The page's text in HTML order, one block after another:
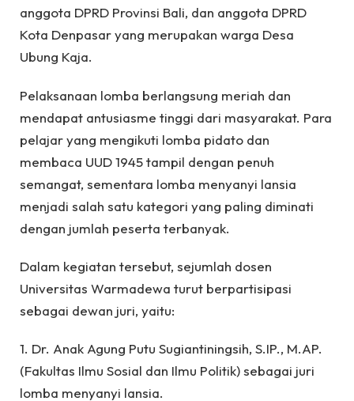
anggota DPRD Provinsi Bali, dan anggota DPRD
Kota Denpasar yang merupakan warga Desa
Ubung Kaja.
Pelaksanaan lomba berlangsung meriah dan
mendapat antusiasme tinggi dari masyarakat. Para
pelajar yang mengikuti lomba pidato dan
membaca UUD 1945 tampil dengan penuh
semangat, sementara lomba menyanyi lansia
menjadi salah satu kategori yang paling diminati
dengan jumlah peserta terbanyak.
Dalam kegiatan tersebut, sejumlah dosen
Universitas Warmadewa turut berpartisipasi
sebagai dewan juri, yaitu:
1. Dr. Anak Agung Putu Sugiantiningsih, S.IP., M.AP.
(Fakultas Ilmu Sosial dan Ilmu Politik) sebagai juri
lomba menyanyi lansia.